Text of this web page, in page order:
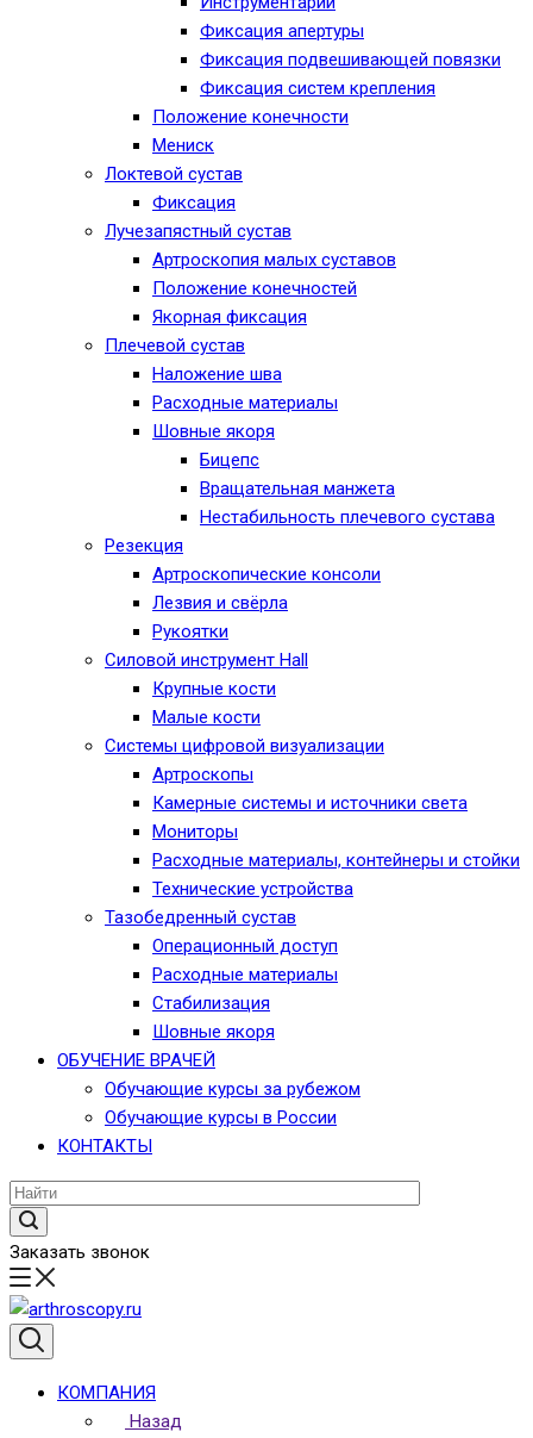
Фиксация апертуры
Фиксация подвешивающей повязки
Фиксация систем крепления
Положение конечности
Мениск
Локтевой сустав
Фиксация
Лучезапястный сустав
Артроскопия малых суставов
Положение конечностей
Якорная фиксация
Плечевой сустав
Наложение шва
Расходные материалы
Шовные якоря
Бицепс
Вращательная манжета
Нестабильность плечевого сустава
Резекция
Артроскопические консоли
Лезвия и свёрла
Рукоятки
Силовой инструмент Hall
Крупные кости
Малые кости
Системы цифровой визуализации
Артроскопы
Камерные системы и источники света
Мониторы
Расходные материалы, контейнеры и стойки
Технические устройства
Тазобедренный сустав
Операционный доступ
Расходные материалы
Стабилизация
Шовные якоря
ОБУЧЕНИЕ ВРАЧЕЙ
Обучающие курсы за рубежом
Обучающие курсы в России
КОНТАКТЫ
Заказать звонок
КОМПАНИЯ
Назад